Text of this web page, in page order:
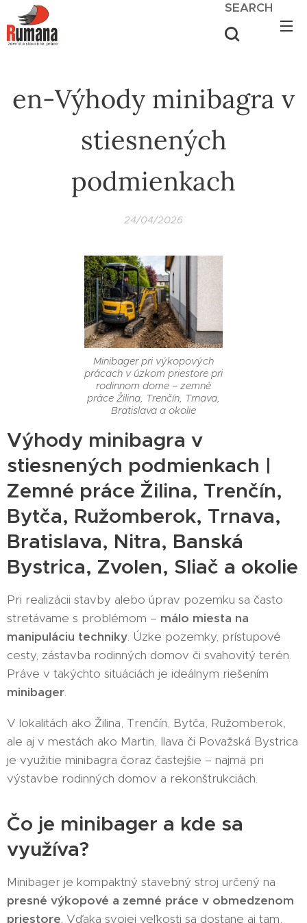
SEARCH
en-Výhody minibagra v
stiesnených
podmienkach
24/04/2026
Minibager pri výkopových
prácach v úzkom priestore pri
rodinnom dome – zemné
práce Žilina, Trenčín, Trnava,
Bratislava a okolie
Výhody minibagra v
stiesnených podmienkach |
Zemné práce Žilina, Trenčín,
Bytča, Ružomberok, Trnava,
Bratislava, Nitra, Banská
Bystrica, Zvolen, Sliač a okolie
Pri realizácii stavby alebo úprav pozemku sa často
stretávame s problémom – málo miesta na
manipuláciu techniky. Úzke pozemky, prístupové
cesty, zástavba rodinných domov či svahovitý terén.
Práve v takýchto situáciách je ideálnym riešením
minibager.
V lokalitách ako Žilina, Trenčín, Bytča, Ružomberok,
ale aj v mestách ako Martin, Ilava či Považská Bystrica
je využitie minibagra čoraz častejšie – najmä pri
výstavbe rodinných domov a rekonštrukciách.
Čo je minibager a kde sa
využíva?
Minibager je kompaktný stavebný stroj určený na
presné výkopové a zemné práce v obmedzenom
priestore. Vďaka svojej veľkosti sa dostane aj tam,